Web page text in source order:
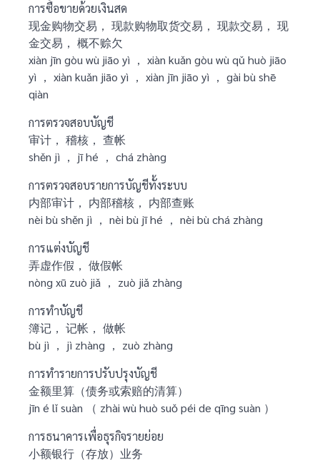
การซื้อขายด้วยเงินสด
现金购物交易， 现款购物取货交易， 现款交易， 现
金交易， 概不赊欠
xiàn jīn gòu wù jiāo yì ， xiàn kuǎn gòu wù qǔ huò jiāo
yì ， xiàn kuǎn jiāo yì ， xiàn jīn jiāo yì ， gài bù shē
qiàn
การตรวจสอบบัญชี
审计， 稽核， 查帐
shěn jì ， jī hé ， chá zhàng
การตรวจสอบรายการบัญชีทั้งระบบ
内部审计， 内部稽核， 内部查账
nèi bù shěn jì ， nèi bù jī hé ， nèi bù chá zhàng
การแต่งบัญชี
弄虚作假， 做假帐
nòng xū zuò jiǎ ， zuò jiǎ zhàng
การทำบัญชี
簿记， 记帐， 做帐
bù jì ， jì zhàng ， zuò zhàng
การทำรายการปรับปรุงบัญชี
金额里算（债务或索赔的清算）
jīn é lǐ suàn （ zhài wù huò suǒ péi de qīng suàn ）
การธนาคารเพื่อธุรกิจรายย่อย
小额银行（存放）业务